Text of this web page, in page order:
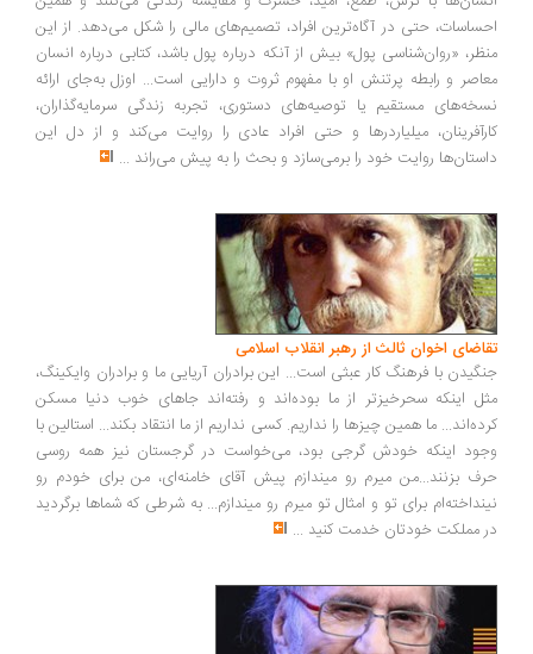
احساسات، حتی در آگاه‌ترین افراد، تصمیم‌های مالی را شکل می‌دهد. از این
منظر، «روان‌شناسی پول» بیش از آنکه درباره پول باشد، کتابی درباره انسان
معاصر و رابطه پرتنش او با مفهوم ثروت و دارایی است... اوزل به‌جای ارائه
نسخه‌های مستقیم یا توصیه‌های دستوری، تجربه زندگی سرمایه‌گذاران،
کارآفرینان، میلیاردرها و حتی افراد عادی را روایت می‌کند و از دل این
داستان‌ها روایت خود را برمی‌سازد و بحث را به پیش می‌راند ...
تقاضای اخوان ثالث از رهبر انقلاب اسلامی
جنگیدن با فرهنگ کار عبثی است... این برادران آریایی ما و برادران وایکینگ،
مثل اینکه سحرخیزتر از ما بوده‌اند و رفته‌اند جاهای خوب دنیا مسکن
کرده‌اند... ما همین چیزها را نداریم. کسی نداریم از ما انتقاد بکند... استالین با
وجود اینکه خودش گرجی بود، می‌خواست در گرجستان نیز همه روسی
حرف بزنند...من میرم رو میندازم پیش آقای خامنه‌ای، من برای خودم رو
نینداخته‌ام برای تو و امثال تو میرم رو میندازم... به شرطی که شماها برگردید
در مملکت خودتان خدمت کنید ...